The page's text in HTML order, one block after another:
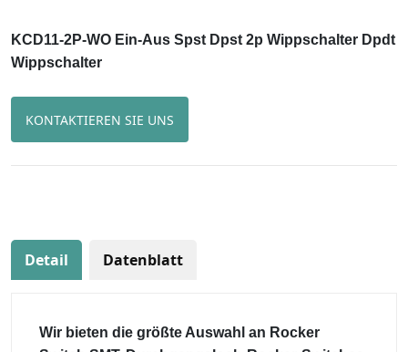
KCD11-2P-WO Ein-Aus Spst Dpst 2p Wippschalter Dpdt
Wippschalter
KONTAKTIEREN SIE UNS
Detail Datenblatt
Wir bieten die größte Auswahl an Rocker